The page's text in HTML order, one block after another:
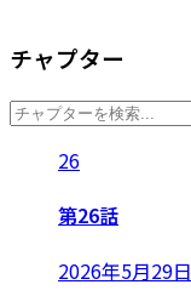
チャプター
26
第26話
2026年5月29日